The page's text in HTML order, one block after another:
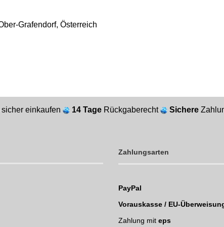
Grafendorf, Österreich
sicher einkaufen 14 Tage Rückgaberecht Sichere
Zahlungsarten
PayPal
Vorauskasse / EU-
Zahlung mit eps